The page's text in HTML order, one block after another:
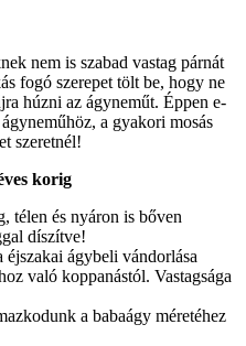
nem is szabad vastag párnát
fogó szerepet tölt be, hogy ne
húzni az ágyneműt. Éppen e-
a gyakori mosás
szeretnél!
korig
télen és nyáron is bőven
díszítve!
ágybeli vándorlása
való koppanástól. Vastagsága
a babaágy méretéhez